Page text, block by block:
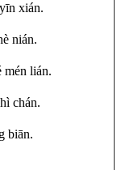
xián.
nián.
mén lián.
chán.
biān.